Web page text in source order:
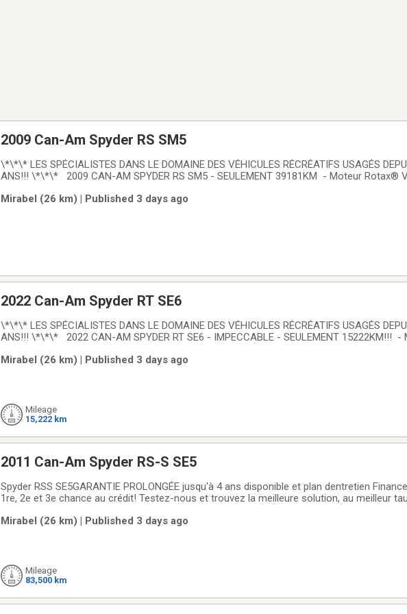
2009 Can-Am Spyder RS SM5
\*\*\* LES SPÉCIALISTES DANS LE DOMAINE DES VÉHICULES RÉCRÉATIFS USAGÉS
ANS!!! \*\*\* 2009 CAN-AM SPYDER RS SM5 - SEULEMENT 39181KM - Moteur Rotax®
Traction Control System - ABS Anti-lock Braking System -
Mirabel (26 km) | Published 3 days ago
2022 Can-Am Spyder RT SE6
\*\*\* LES SPÉCIALISTES DANS LE DOMAINE DES VÉHICULES RÉCRÉATIFS USAGÉS
ANS!!! \*\*\* 2022 CAN-AM SPYDER RT SE6 - IMPECCABLE - SEULEMENT 15222KM!!!
Affichage panoramique 7.8'' avec BRP connect disponible - BRP
Mirabel (26 km) | Published 3 days ago
Mileage
15,222 km
2011 Can-Am Spyder RS-S SE5
Spyder RSS SE5GARANTIE PROLONGÉE jusqu'à 4 ans disponible et plan dentretien
1re, 2e et 3e chance au crédit! Testez-nous et trouvez la meilleure solution, au meilleur
VÉHICULE RÉCRÉATIFAvec plus de 500 véhicules en inventaire
Mirabel (26 km) | Published 3 days ago
Mileage
83,500 km